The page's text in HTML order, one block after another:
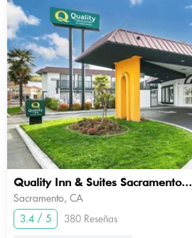
Quality Inn & Suites Sacramento...
Sacramento, CA
3.4 / 5
380 Reseñas